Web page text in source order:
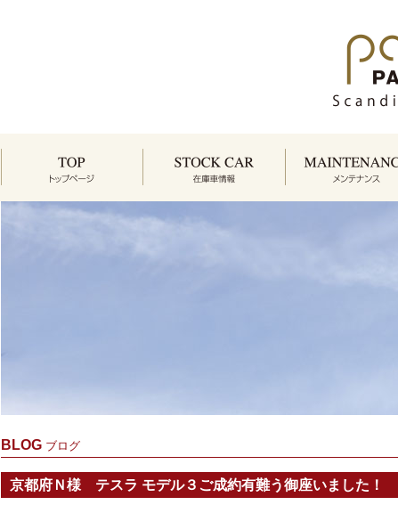
BLOG ブログ
京都府Ｎ様 テスラ モデル３ご成約有難う御座いました！